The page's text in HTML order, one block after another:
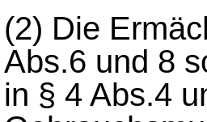
(2) Die
Abs.6 und 8
in § 4 Abs.4